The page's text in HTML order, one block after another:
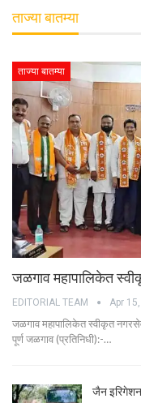
ताज्या बातम्या
ताज्या बातम्या
जळगाव महापालिकेत
EDITORIAL TEAM Apr
जळगाव महापालिकेत स्वीकृत
पूर्ण जळगाव (प्रतिनिधी):-…
जैन